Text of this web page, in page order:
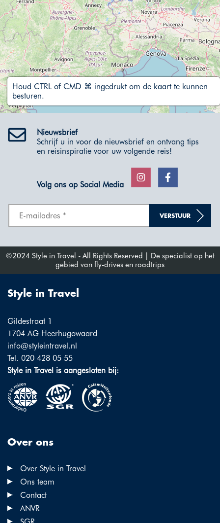
Houd CTRL of CMD ⌘ ingedrukt om de kaart te kunnen
besturen.
Nieuwsbrief
Schrijf u in voor de nieuwsbrief en ontvang tips
en reisinspiratie voor uw volgende reis!
Volg ons op Social Media
VERSTUUR
©2024 Style in Travel - All Rights Reserved | De specialist op het
gebied van fly-drives en roadtrips
Style in Travel
Gildestraat 1
1704 AG Heerhugowaard
info@styleintravel.nl
Tel. 020 428 05 55
Style in Travel is aangesloten bij:
Over ons
Over Style in Travel
Ons team
Contact
ANVR